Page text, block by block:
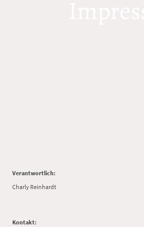
Verantwortlich:
Charly Reinhardt
Kontakt: